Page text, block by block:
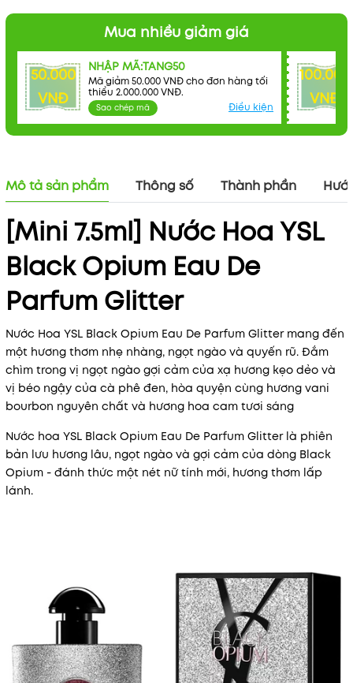
Mua nhiều giảm giá
50.000
VNĐ
NHẬP MÃ:TANG50
Mã giảm 50.000 VNĐ cho đơn hàng tối
thiểu 2.000.000 VNĐ.
Sao chép mã Điều kiện
100.000
VNĐ
Mã khuyến mãi:
Điều kiện:
Mô tả sản phẩm Thông số Thành phần
[Mini 7.5ml] Nước Hoa YSL
Black Opium Eau De
Parfum Glitter
Nước Hoa YSL Black Opium Eau De Parfum Glitter mang đến
một hương thơm nhẹ nhàng, ngọt ngào và quyến rũ. Đắm
chìm trong vị ngọt ngào gợi cảm của xạ hương kẹo dẻo và
vị béo ngậy của cà phê đen, hòa quyện cùng hương vani
bourbon nguyên chất và hương hoa cam tươi sáng
Nước hoa YSL Black Opium Eau De Parfum Glitter là phiên
bản lưu hương lâu, ngọt ngào và gợi cảm của dòng Black
Opium - đánh thức một nét nữ tính mới, hương thơm lấp
lánh.